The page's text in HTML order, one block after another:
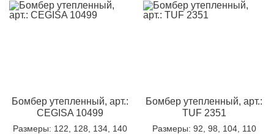
Бомбер утепленный, арт.:
CEGISA 10499
Размеры: 122, 128, 134, 140
Бомбер утепленный, арт.:
TUF 2351
Размеры: 92, 98, 104, 110